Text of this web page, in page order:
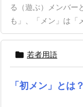
る（遊ぶ）メンバー
も」、「メン」は「
 若者用語
「初メン」とは